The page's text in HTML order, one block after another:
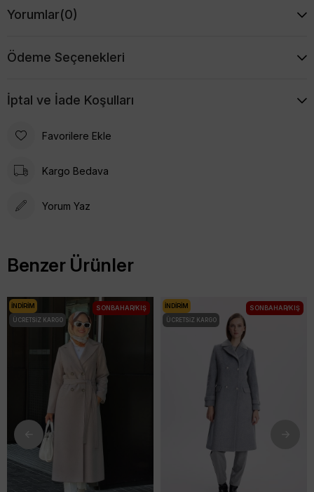
BOY CM
Yorumlar(0)
Ödeme Seçenekleri
İptal ve İade Koşulları
Favorilere Ekle
Kargo Bedava
Yorum Yaz
Benzer Ürünler
İNDIRIM
ÜCRETSIZ KARGO
SONBAHAR/KIŞ İNDIRIM
ÜCRETSIZ KARGO
SONBAHAR/KIŞ